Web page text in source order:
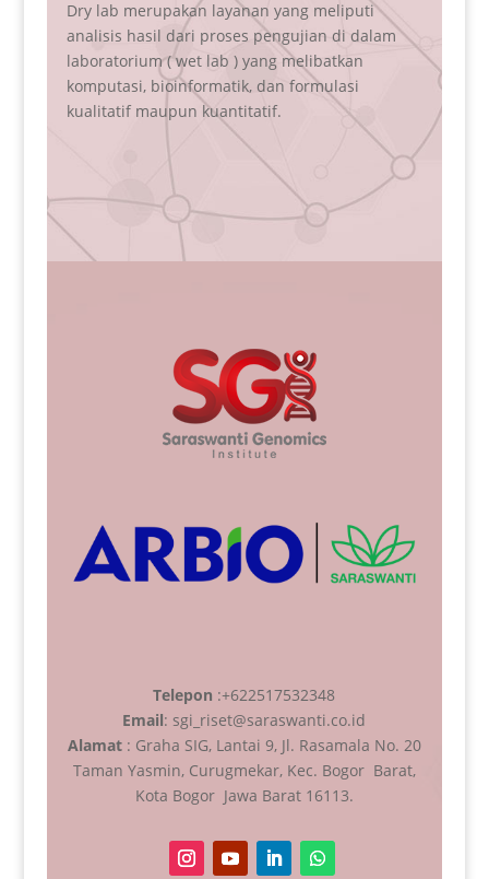
NIPT (Non Invasive prenatal testing ) mulai
dikenalkan sebagai strategi yang sangat akurat
untuk skrining kelainan kromosom pada janin
(fetal aneuploidy) yang bisa dilakukan sedini
mungkin ( umur kandungan 10 minggu).
Telepon :+622517532348
Email: sgi_riset@saraswanti.co.id
Alamat: Graha SIG, Lantai 9, Jl. Rasamala No. 20
Taman Yasmin, Curugmekar, Kec. Bogor Barat,
Kota Bogor Jawa Barat 16113.